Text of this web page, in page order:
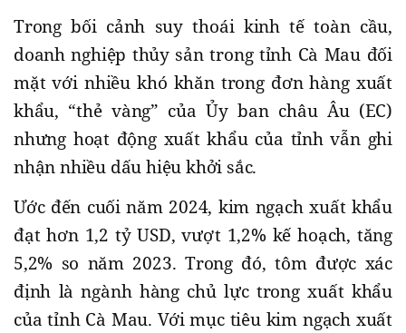
Trong bối cảnh suy thoái kinh tế toàn cầu,
doanh nghiệp thủy sản trong tỉnh Cà Mau đối
mặt với nhiều khó khăn trong đơn hàng xuất
khẩu, “thẻ vàng” của Ủy ban châu Âu (EC)
nhưng hoạt động xuất khẩu của tỉnh vẫn ghi
nhận nhiều dấu hiệu khởi sắc.
Ước đến cuối năm 2024, kim ngạch xuất khẩu
đạt hơn 1,2 tỷ USD, vượt 1,2% kế hoạch, tăng
5,2% so năm 2023. Trong đó, tôm được xác
định là ngành hàng chủ lực trong xuất khẩu
của tỉnh Cà Mau. Với mục tiêu kim ngạch xuất